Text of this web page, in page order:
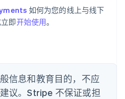
如何为您的线上与线下
即开始使用。
信息和教育目的，不应
议。Stripe 不保证或担